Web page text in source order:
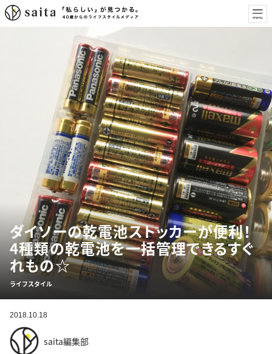
ダイソーの乾電池ストッカーが便利！
4種類の乾電池を一括管理できるすぐ
れもの☆
ライフスタイル
2018.10.18
saita編集部